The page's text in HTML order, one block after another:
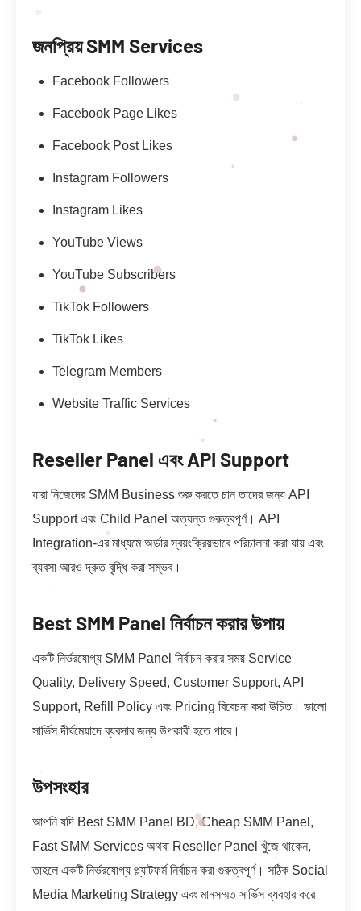
জনপ্রিয় SMM Services
Facebook Followers
Facebook Page Likes
Facebook Post Likes
Instagram Followers
Instagram Likes
YouTube Views
YouTube Subscribers
TikTok Followers
TikTok Likes
Telegram Members
Website Traffic Services
Reseller Panel এবং API Support
যারা নিজেদের SMM Business শুরু করতে চান তাদের জন্য API
Support এবং Child Panel অত্যন্ত গুরুত্বপূর্ণ। API
Integration-এর মাধ্যমে অর্ডার স্বয়ংক্রিয়ভাবে পরিচালনা করা যায় এবং
ব্যবসা আরও দ্রুত বৃদ্ধি করা সম্ভব।
Best SMM Panel নির্বাচন করার উপায়
একটি নির্ভরযোগ্য SMM Panel নির্বাচন করার সময় Service
Quality, Delivery Speed, Customer Support, API
Support, Refill Policy এবং Pricing বিবেচনা করা উচিত। ভালো
সার্ভিস দীর্ঘমেয়াদে ব্যবসার জন্য উপকারী হতে পারে।
উপসংহার
আপনি যদি Best SMM Panel BD, Cheap SMM Panel,
Fast SMM Services অথবা Reseller Panel খুঁজে থাকেন,
তাহলে একটি নির্ভরযোগ্য প্ল্যাটফর্ম নির্বাচন করা গুরুত্বপূর্ণ। সঠিক Social
Media Marketing Strategy এবং মানসম্মত সার্ভিস ব্যবহার করে